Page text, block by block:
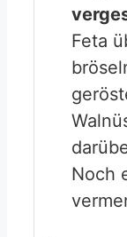
Feta
Noch